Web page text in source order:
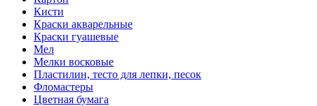
Кисти
Краски акварельные
Краски гуашевые
Мел
Мелки восковые
Пластилин, тесто для лепки, песок
Фломастеры
Цветная бумага